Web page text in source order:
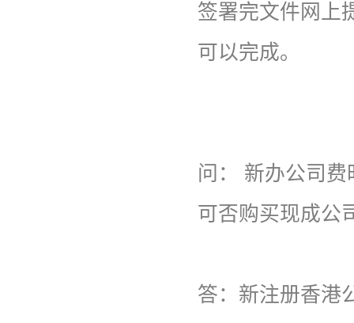
签署完文件网上
可以完成。
问： 新办公司
可否购买现成公
答： 新注册香港